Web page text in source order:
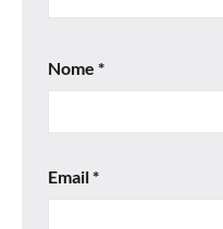
Nome *
Email*